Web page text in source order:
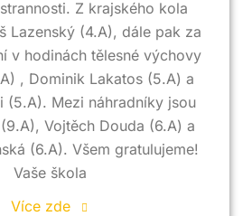
Z krajského kola
Lazenský (4.A), dále pak za
v hodinách tělesné výchovy
, Dominik Lakatos (5.A) a
(5.A). Mezi náhradníky jsou
Vojtěch Douda (6.A) a
(6.A). Všem gratulujeme!
Vaše škola
Více zde